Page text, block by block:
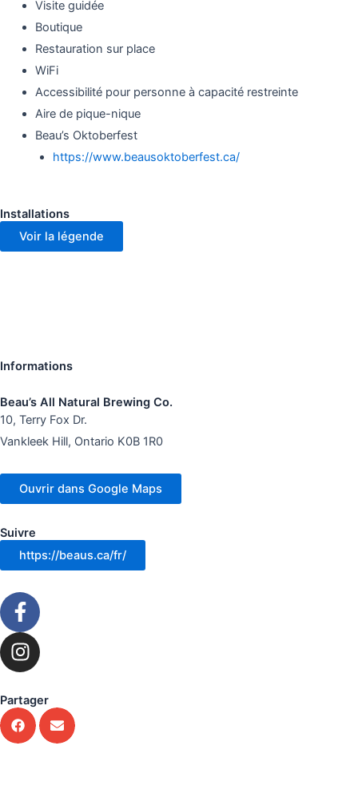
Visite guidée
Boutique
Restauration sur place
WiFi
Accessibilité pour personne à capacité restreinte
Aire de pique-nique
Beau’s Oktoberfest
https://www.beausoktoberfest.ca/
Installations
Voir la légende
Informations
Beau’s All Natural Brewing Co.
10, Terry Fox Dr.
Vankleek Hill, Ontario K0B 1R0
Ouvrir dans Google Maps
Suivre
https://beaus.ca/fr/
F
a
c
e
o
o
k
I
n
t
a
g
Partager